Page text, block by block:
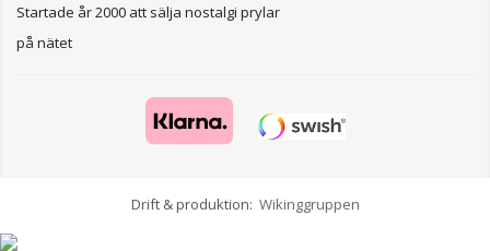
Startade år 2000 att sälja nostalgi prylar
på nätet
Drift & produktion: Wikinggruppen